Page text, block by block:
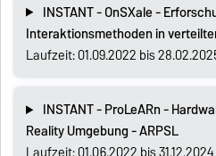
INSTANT - OnSXale -
Interaktionsmethoden in
Laufzeit: 01.09.2022 bis
INSTANT - ProLeARn -
Reality Umgebung - ARPSL